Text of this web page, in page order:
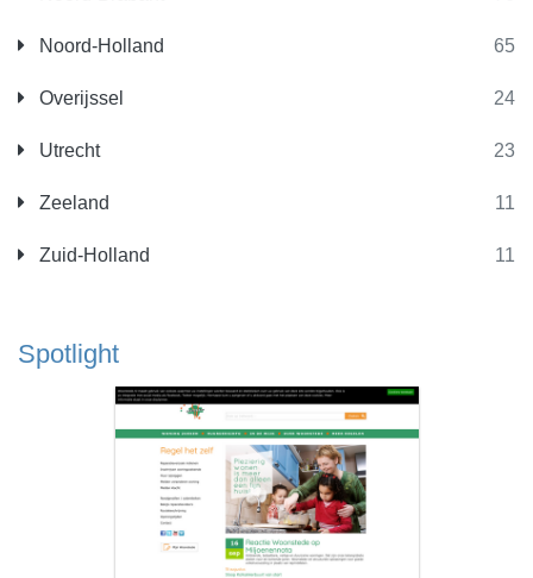
Noord-Holland 65
Overijssel 24
Utrecht 23
Zeeland 11
Zuid-Holland 11
Spotlight